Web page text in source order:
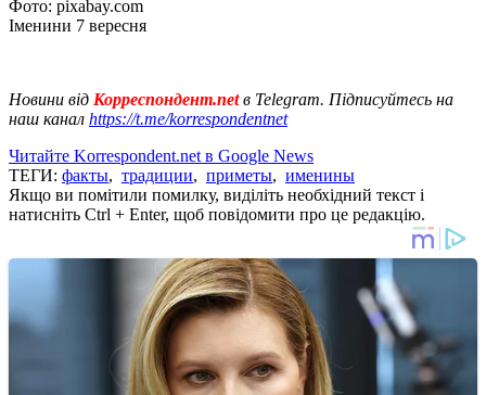
Фото: pixabay.com
Іменини 7 вересня
Новини від Корреспондент.netв Telegram. Підписуйтесь на
наш канал https://t.me/korrespondentnet
Читайте Korrespondent.net в Google News
ТЕГИ: факты, традиции, приметы, именины
Якщо ви помітили помилку, виділіть необхідний текст і
натисніть Ctrl + Enter, щоб повідомити про це редакцію.